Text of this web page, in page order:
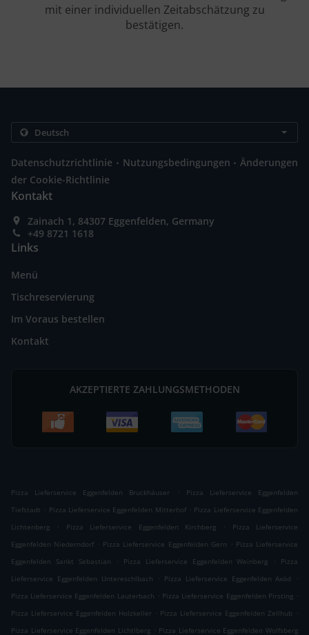
mit einer individuellen Zeitabschätzung zu
bestätigen.
Datenschutzrichtlinie . Nutzungsbedingungen . Änderungen
der Cookie-Richtlinie
Kontakt
Zainach 1, 84307 Eggenfelden, Germany
+49 8721 1618
Links
Menü
Tischreservierung
Im Voraus bestellen
Kontakt
AKZEPTIERTE ZAHLUNGSMETHODEN
Pizza Lieferservice Eggenfelden Bruckhäuser .
Pizza Lieferservice Eggenfelden
Tiefstadt . Pizza Lieferservice Eggenfelden Mitterhof . Pizza Lieferservice Eggenfelden
Lichtenberg
. Pizza Lieferservice Eggenfelden Kirchberg .
Pizza Lieferservice
Eggenfelden Niederndorf . Pizza Lieferservice Eggenfelden Gern . Pizza Lieferservice
Eggenfelden Sankt Sebastian
. Pizza Lieferservice Eggenfelden Weinberg .
Pizza
Lieferservice Eggenfelden Untereschlbach
. Pizza Lieferservice Eggenfelden Axöd
.
Pizza Lieferservice Eggenfelden Lauterbach . Pizza Lieferservice Eggenfelden Pirsting .
Pizza Lieferservice Eggenfelden Holzkeller . Pizza Lieferservice Eggenfelden Zellhub .
Pizza Lieferservice Eggenfelden Lichtlberg . Pizza Lieferservice Eggenfelden Wolfsberg